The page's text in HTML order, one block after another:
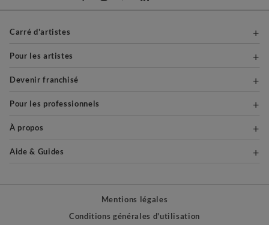
Carré d'artistes
Pour les artistes
Devenir franchisé
Pour les professionnels
À propos
Aide & Guides
Mentions légales
Conditions générales d'utilisation